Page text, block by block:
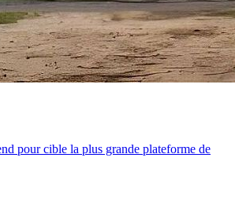
pour cible la plus grande plateforme de